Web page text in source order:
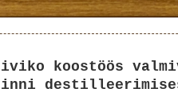
koostöös